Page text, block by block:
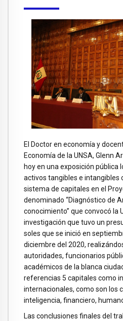
El Doctor en economía y
Economía de la UNSA, Glenn
hoy en una exposición pública
activos tangibles e intangibles
sistema de capitales en el
denominado “Diagnóstico de
conocimiento” que convocó la
investigación que tuvo un
soles que se inició en
diciembre del 2020,
autoridades, funcionarios
académicos de la blanca
referencias 5 capitales como
internacionales, como son los
inteligencia, financiero,
Las conclusiones finales del